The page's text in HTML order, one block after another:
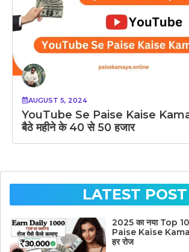
AUGUST 5, 2024
YouTube Se Paise Kaise
बैठे महीने के 40 से 50 हजार
LATEST POST
2025 का नया Top 10
Paise Kaise
हर रोज